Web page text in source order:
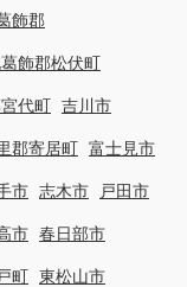
飾郡
飾郡松伏町
代町 吉川市
郡寄居町 富士見市
市 志木市 戸田市
市 春日部市
町 東松山市